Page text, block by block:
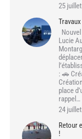
25
Travaux
Lucie
: 🚗
place
rappel…
24
Retour
!